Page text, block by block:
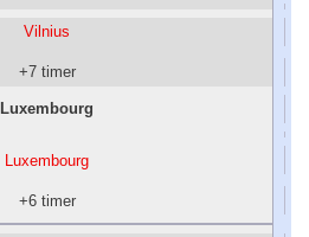
Vilnius
+7 timer
Luxembourg
Luxembourg
+6 timer